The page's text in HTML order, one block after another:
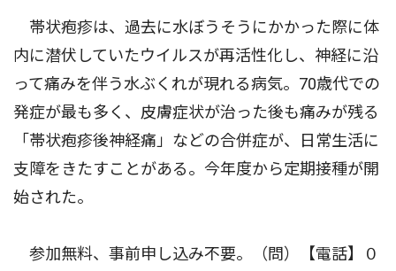
帯状疱疹は、過去に水ぼうそうにかかった際に体
内に潜伏していたウイルスが再活性化し、神経に沿
って痛みを伴う水ぶくれが現れる病気。70歳代での
発症が最も多く、皮膚症状が治った後も痛みが残る
「帯状疱疹後神経痛」などの合併症が、日常生活に
支障をきたすことがある。今年度から定期接種が開
始された。
参加無料、事前申し込み不要。（問）【電話】０